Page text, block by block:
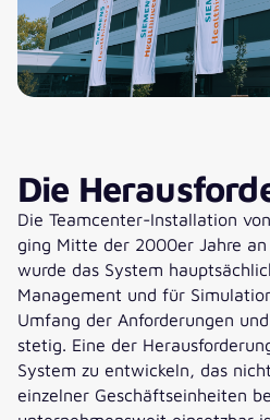
Die
Die Teamcenter-Installation
ging Mitte der 2000er Jahre
wurde das System
Management und für
Umfang der Anforderungen
stetig. Eine der
System zu entwickeln, das
einzelner Geschäftseinheiten